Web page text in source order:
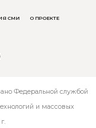
СМИ О ПРОЕКТЕ
Федеральной службой
и массовых